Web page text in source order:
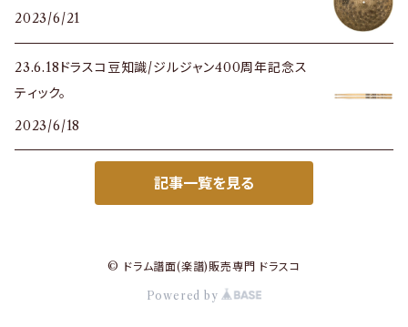
2023/6/21
23.6.18ドラスコ豆知識/ジルジャン400周年記念ス
ティック。
2023/6/18
記事一覧を見る
© ドラム譜面(楽譜)販売専門 ドラスコ
Powered by